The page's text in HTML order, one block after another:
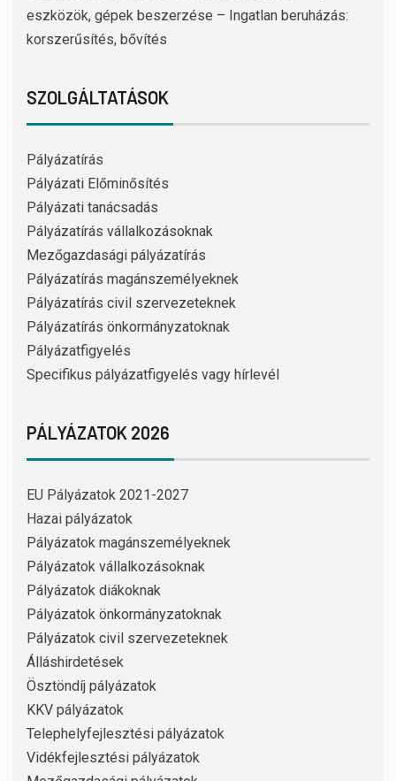
eszközök, gépek beszerzése – Ingatlan beruházás:
korszerűsítés, bővítés
SZOLGÁLTATÁSOK
Pályázatírás
Pályázati Előminősítés
Pályázati tanácsadás
Pályázatírás vállalkozásoknak
Mezőgazdasági pályázatírás
Pályázatírás magánszemélyeknek
Pályázatírás civil szervezeteknek
Pályázatírás önkormányzatoknak
Pályázatfigyelés
Specifikus pályázatfigyelés vagy hírlevél
PÁLYÁZATOK 2026
EU Pályázatok 2021-2027
Hazai pályázatok
Pályázatok magánszemélyeknek
Pályázatok vállalkozásoknak
Pályázatok diákoknak
Pályázatok önkormányzatoknak
Pályázatok civil szervezeteknek
Álláshirdetések
Ösztöndíj pályázatok
KKV pályázatok
Telephelyfejlesztési pályázatok
Vidékfejlesztési pályázatok